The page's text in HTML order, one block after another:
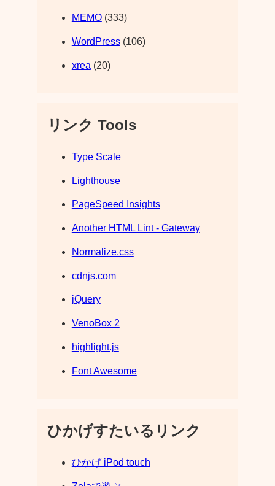
MEMO(333)
WordPress(106)
xrea (20)
リンク Tools
Type Scale
Lighthouse
PageSpeed Insights
Another HTML Lint - Gateway
Normalize.css
cdnjs.com
jQuery
VenoBox 2
highlight.js
Font Awesome
ひかげすたいるリンク
ひかげ iPod touch